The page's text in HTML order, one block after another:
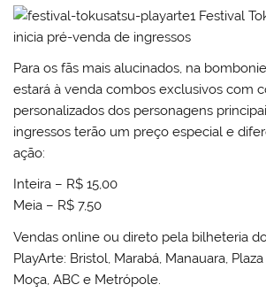
Para os fãs mais alucinados, na
estará à venda combos exclusivos com
personalizados dos personagens
ingressos terão um preço especial e
ação:
Inteira – R$ 15,00
Meia – R$ 7,50
Vendas online ou direto pela bilheteria
PlayArte: Bristol, Marabá, Manauara,
Moça, ABC e Metrópole.